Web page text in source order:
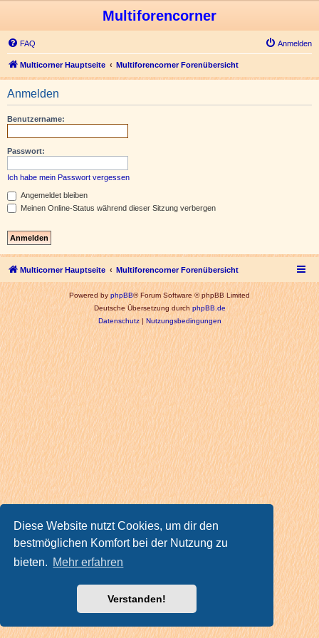
Diese Website nutzt Cookies, um dir den
bestmöglichen Komfort bei der Nutzung zu
bieten. Mehr erfahren
Verstanden!
Multiforencorner
FAQ Anmelden
Multicorner Hauptseite Multiforencorner Forenübersicht
Anmelden
Benutzername:
Passwort:
Ich habe mein Passwort vergessen
Angemeldet bleiben
Meinen Online-Status während dieser Sitzung verbergen
Multicorner Hauptseite Multiforencorner Forenübersicht
Powered byphpBB® Forum Software © phpBB Limited
Deutsche Übersetzung durchphpBB.de
Datenschutz| Nutzungsbedingungen